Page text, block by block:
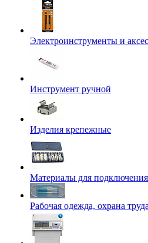
Электроинструменты и
Инструмент ручной
Изделия крепежные
Материалы для подключения
Рабочая одежда, охрана труда